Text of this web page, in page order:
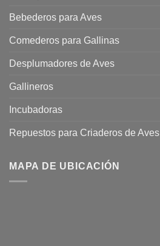
Bebederos para Aves
Comederos para Gallinas
Desplumadores de Aves
Gallineros
Incubadoras
Repuestos para Criaderos de Aves
MAPA DE UBICACIÓN